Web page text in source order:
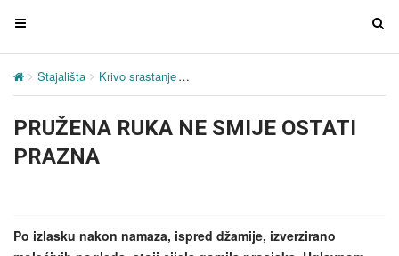
T
g
e
n
g
T
Stajališta Krivo srastanje
PRUŽENA RUKA NE SMIJE OSTATI
PRAZNA
Po izlasku nakon namaza, ispred džamije, izverzirano